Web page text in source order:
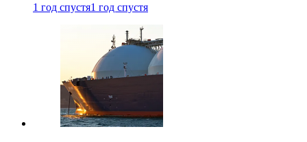
1 год спустя1 год спустя